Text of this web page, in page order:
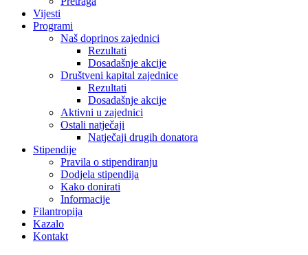
Vijesti
Programi
Naš doprinos zajednici
Rezultati
Dosadašnje akcije
Društveni kapital zajednice
Rezultati
Dosadašnje akcije
Aktivni u zajednici
Ostali natječaji
Natječaji drugih donatora
Stipendije
Pravila o stipendiranju
Dodjela stipendija
Kako donirati
Informacije
Filantropija
Kazalo
Kontakt